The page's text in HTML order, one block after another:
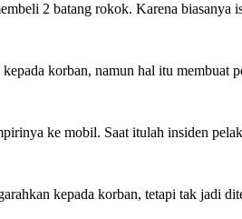
2 batang rokok. Karena biasanya
korban, namun hal itu
ke mobil. Saat itulah insiden
kepada korban, tetapi tak jadi